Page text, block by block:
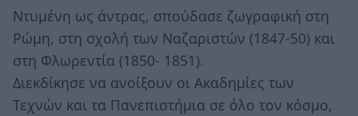
Ντυμένη ως άντρας, σπούδασε ζωγραφική στη
Ρώμη, στη σχολή των Ναζαριστών (1847-50) και
στη Φλωρεντία (1850- 1851).
Διεκδίκησε να ανοίξουν οι Ακαδημίες των
Τεχνών και τα Πανεπιστήμια σε όλο τον κόσμο,